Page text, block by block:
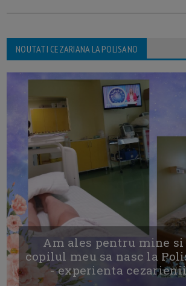
NOUTATI CEZARIANA LA POLISANO
Am ales pentru mine
copilul meu sa nasc la
- experienta